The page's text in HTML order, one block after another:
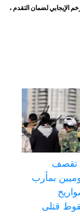
الإيجابي لضمان التقدم ،
تقصف
بمأرب
قتلى